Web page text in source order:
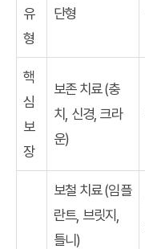
유
형
단형
핵
심
보
장
보존 치료 (충
치, 신경, 크라
운)
보철 치료 (임플
란트, 브릿지,
틀니)